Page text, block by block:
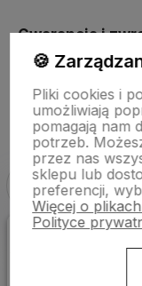
Gwarancja i
O firmie
🍪
Pliki cookies i
umożliwiają
pomagają nam
potrzeb.
przez nas
sklepu lub
preferencji,
Więcej o
Polityce